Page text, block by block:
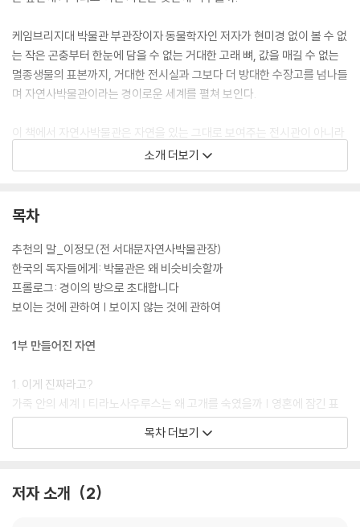
케임브리지대 박물관 부관장이자 동물학자인 저자가 현미경 없이 볼 수 없
는 작은 곤충부터 한눈에 담을 수 없는 거대한 고래 뼈, 값을 매길 수 없는
멸종생물의 표본까지, 거대한 전시실과 그보다 더 방대한 수장고를 넘나들
며 자연사박물관이라는 경이로운 세계를 펼쳐 보인다.
이 책에서 자연사박물관은 자연을 있는 그대로 보여주는 전시관이 아니라
선별하고 다듬어 보여주는 컬렉션이다. 고대부터 현대까지 누적된 표본 뒤
에는 그것을 수집하고 기록한 인간의 선택이 함께 쌓여 있으며, 이러한 선
세기 노아의 방주는 대멸종의 시대를 헤쳐 나갈 수 있을까. 그곳에서 무엇
소개 더보기
목차
추천의 말_이정모(전 서대문자연사박물관장)
한국의 독자들에게: 박물관은 왜 비슷비슷할까
프롤로그: 경이의 방으로 초대합니다
보이는 것에 관하여 | 보이지 않는 것에 관하여
1부 만들어진 자연
1. 이게 진짜라고?
가죽 안의 세계 | 티라노사우루스는 왜 고개를 숙였을까 | 영혼에 잠긴 표
본 | 지루한 실제
3. 곤충한테 왜 그래
목차 더보기
저자 소개 2